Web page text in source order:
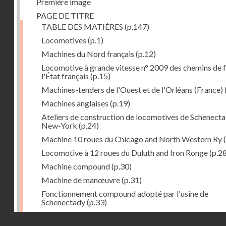
PAGE DE TITRE
TABLE DES MATIÈRES (p.147)
Locomotives (p.1)
Machines du Nord français (p.12)
Locomotive à grande vitesse n° 2009 des chemins de
l'État français (p.15)
Machines-tenders de l'Ouest et de l'Orléans (France)
Machines anglaises (p.19)
Ateliers de construction de locomotives de
New-York (p.24)
Machine 10 roues du Chicago and North Western Ry
Locomotive à 12 roues du Duluth and Iron Ronge
Machine compound(p.30)
Machine de manœuvre(p.31)
Fonctionnement compound adopté par l'usine de
Schenectady(p.33)